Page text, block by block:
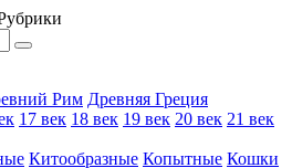
Рим Древняя Греция
17 век 18 век 19 век 20 век 21 век
Китообразные Копытные Кошки